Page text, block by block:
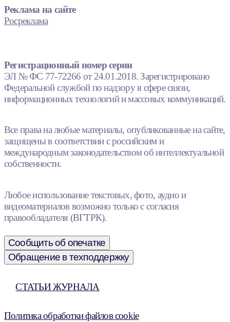
Реклама на сайте
Росреклама
Регистрационный номер серии
ЭЛ № ФС 77-72266 от 24.01.2018. Зарегистрировано
Федеральной службой по надзору в сфере связи,
информационных технологий и массовых коммуникаций.
Все права на любые материалы, опубликованные на сайте,
защищены в соответствии с российским и
международным законодательством об интеллектуальной
собственности.
Любое использование текстовых, фото, аудио и
видеоматериалов возможно только с согласия
правообладателя (ВГТРК).
Сообщить об опечатке
Обращение в техподдержку
СТАТЬИ ЖУРНАЛА
Политика обработки файлов cookie